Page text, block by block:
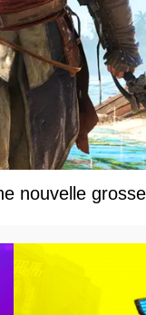
nouvelle